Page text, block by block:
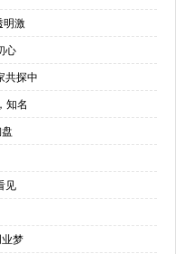
明激
心
共探中
知名
见
梦